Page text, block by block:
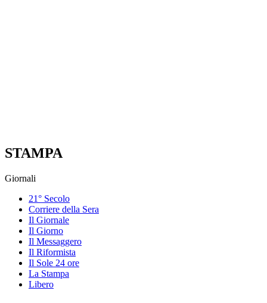
STAMPA
Giornali
21° Secolo
Corriere della Sera
Il Giornale
Il Giorno
Il Messaggero
Il Riformista
Il Sole 24 ore
La Stampa
Libero